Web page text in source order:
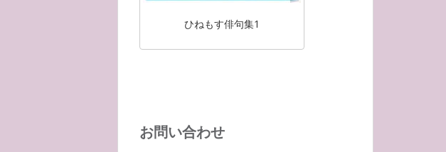
ひねもす俳句集1
お問い合わせ